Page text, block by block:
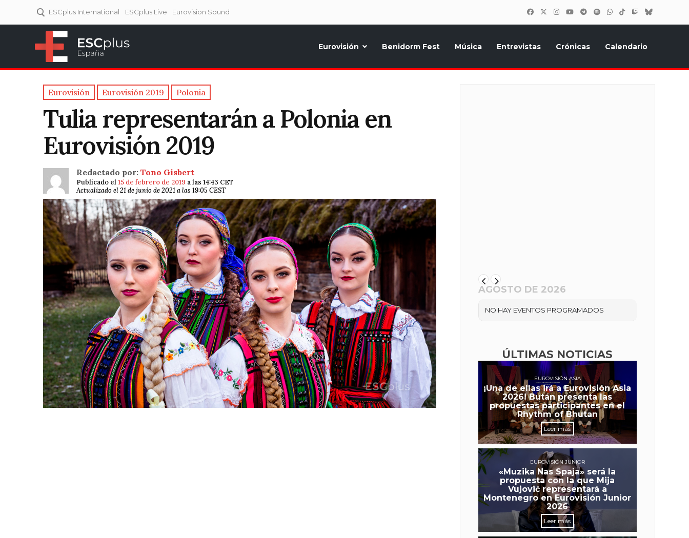
ESCplus International ESCplus Live Eurovision Sound
Eurovisión Benidorm Fest Música Entrevistas Crónicas Calendario
Eurovisión Eurovisión 2019 Polonia
Tulia representarán a Polonia en
Eurovisión 2019
Redactado por: Tono Gisbert
Publicado el15 de febrero de 2019 a las 14:43 CET
Actualizado el 21 de junio de 2021 a las 19:05 CEST
AGOSTO DE 2026
NO HAY EVENTOS PROGRAMADOS
ÚLTIMAS NOTICIAS
EUROVISIÓN ASIA
¡Una de ellas irá a Eurovisión Asia
2026! Bután presenta las
propuestas participantes en el
Rhythm of Bhutan
Leer más
EUROVISIÓN JUNIOR
«Muzika Nas Spaja» será la
propuesta con la que Mija
Vujović representará a
Montenegro en Eurovisión Junior
2026
Leer más